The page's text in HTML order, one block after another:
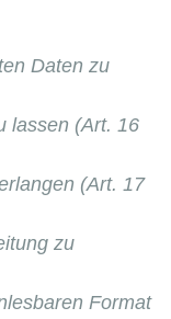
Daten zu
lassen (Art. 16
(Art. 17
zu
Format